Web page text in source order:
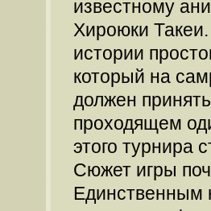
известному
Хироюки
истории
который на
должен
проходящем
этого турнира
Сюжет игры
Единственным